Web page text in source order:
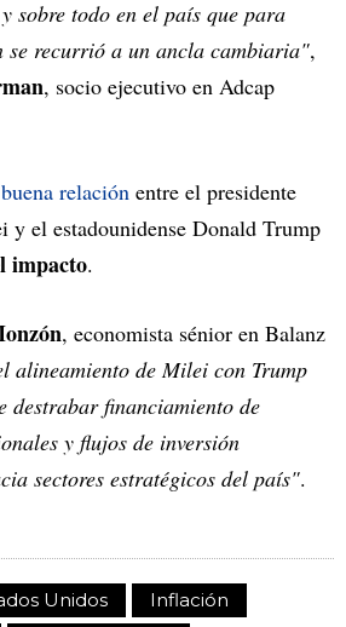
sobre todo en el país que para
recurrió a un ancla cambiaria",
, socio ejecutivo en Adcap
buena relación entre el presidente
y el estadounidense Donald Trump
impacto.
, economista sénior en Balanz
alineamiento de Milei con Trump
destrabar financiamiento de
y flujos de inversión
sectores estratégicos del país".
Unidos
Inflación